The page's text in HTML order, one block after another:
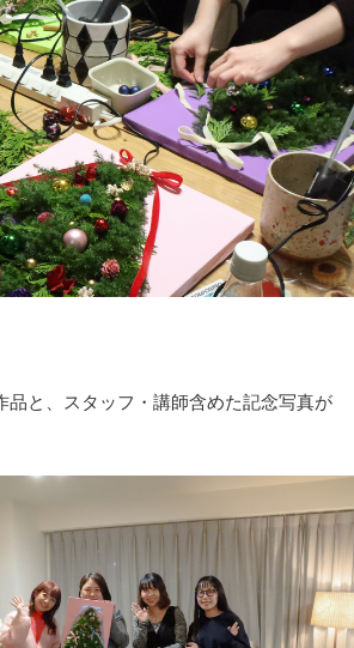
品と、スタッフ・講師含めた記念写真が